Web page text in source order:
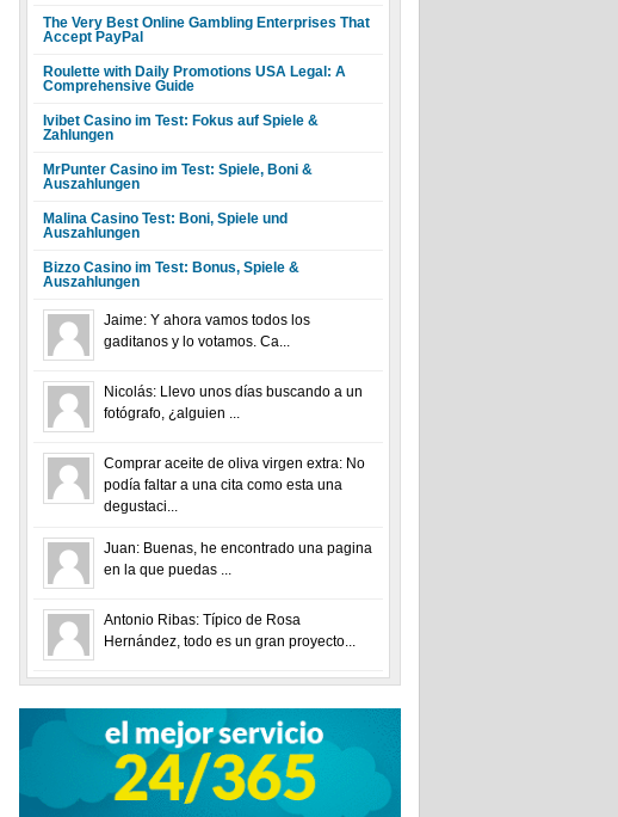
The Very Best Online Gambling Enterprises That
Accept PayPal
Roulette with Daily Promotions USA Legal: A
Comprehensive Guide
Ivibet Casino im Test: Fokus auf Spiele &
Zahlungen
MrPunter Casino im Test: Spiele, Boni &
Auszahlungen
Malina Casino Test: Boni, Spiele und
Auszahlungen
Bizzo Casino im Test: Bonus, Spiele &
Auszahlungen
Jaime: Y ahora vamos todos los
gaditanos y lo votamos. Ca...
Nicolás: Llevo unos días buscando a un
fotógrafo, ¿alguien ...
Comprar aceite de oliva virgen extra: No
podía faltar a una cita como esta una
degustaci...
Juan: Buenas, he encontrado una pagina
en la que puedas ...
Antonio Ribas: Típico de Rosa
Hernández, todo es un gran proyecto...